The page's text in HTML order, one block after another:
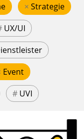
× Strategie
UX/UI
Event
# UVI